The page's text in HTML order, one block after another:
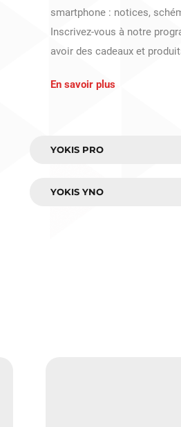
smartphone : notices,
Inscrivez-vous à notre
avoir des cadeaux et
En savoir plus
YOKIS PRO
YOKIS YNO